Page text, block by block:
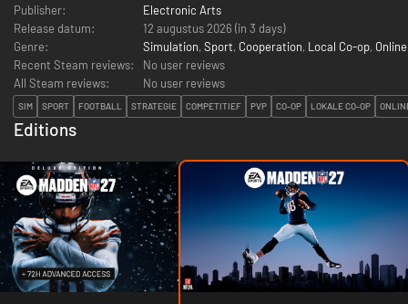
Publisher:
Electronic Arts
Release datum:
12 augustus 2026 (in 3 days)
Genre:
Simulation, Sport, Cooperation, Local Co-op,
Recent Steam reviews:
No user reviews
All Steam reviews:
No user reviews
SIM SPORT FOOTBALL STRATEGIE COMPETITIEF PVP CO-OP LOKALE CO-OP
Editions